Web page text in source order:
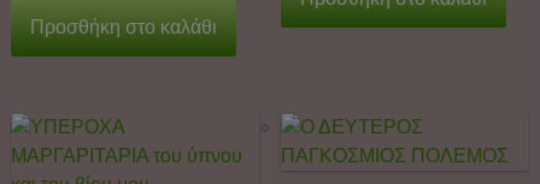
Προσθήκη στο καλάθι